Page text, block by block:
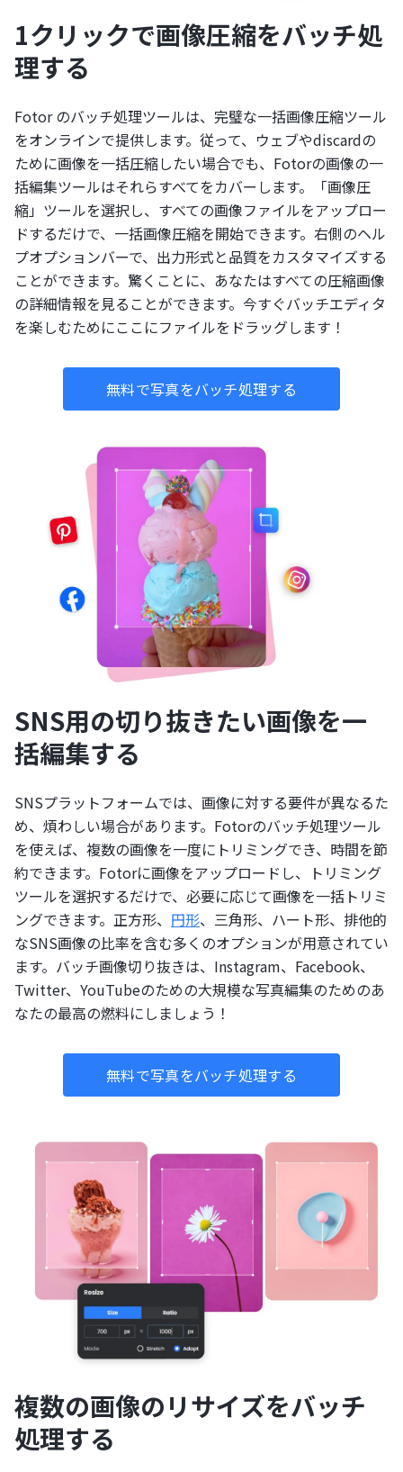
1クリックで画像圧縮をバッチ処
理する
Fotor のバッチ処理ツールは、完璧な一括画像圧縮ツール
をオンラインで提供します。従って、ウェブやdiscardの
ために画像を一括圧縮したい場合でも、Fotorの画像の一
括編集ツールはそれらすべてをカバーします。「画像圧
縮」ツールを選択し、すべての画像ファイルをアップロー
ドするだけで、一括画像圧縮を開始できます。右側のヘル
プオプションバーで、出力形式と品質をカスタマイズする
ことができます。驚くことに、あなたはすべての圧縮画像
の詳細情報を見ることができます。今すぐバッチエディタ
を楽しむためにここにファイルをドラッグします！
無料で写真をバッチ処理する
SNS用の切り抜きたい画像を一
括編集する
SNSプラットフォームでは、画像に対する要件が異なるた
め、煩わしい場合があります。Fotorのバッチ処理ツール
を使えば、複数の画像を一度にトリミングでき、時間を節
約できます。Fotorに画像をアップロードし、トリミング
ツールを選択するだけで、必要に応じて画像を一括トリミ
ングできます。正方形、 円形、三角形、ハート形、排他的
なSNS画像の比率を含む多くのオプションが用意されてい
ます。バッチ画像切り抜きは、Instagram、Facebook、
Twitter、YouTubeのための大規模な写真編集のためのあ
なたの最高の燃料にしましょう！
無料で写真をバッチ処理する
複数の画像のリサイズをバッチ
処理する